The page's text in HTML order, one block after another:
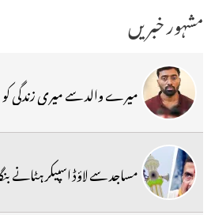
مشہور خبریں
میرے والد سے میری زندگی
مساجد سے لاؤڈ اسپیکر ہٹانے